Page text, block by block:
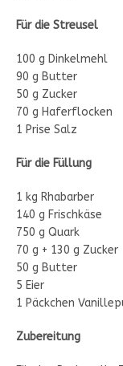
Für die Streusel
100 g Dinkelmehl
90 g Butter
50 g Zucker
70 g Haferflocken
1 Prise Salz
Für die Füllung
1 kg Rhabarber
140 g Frischkäse
750 g Quark
70 g + 130 g Zucker
50 g Butter
5 Eier
1 Päckchen
Zubereitung